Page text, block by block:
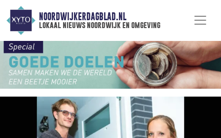
NOORDWIJKERDAGBLAD.NL
lokaal nieuws noordwijk en omgeving